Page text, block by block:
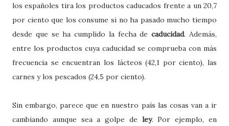
los españoles tira los productos caducados frente a un 20,7
por ciento que los consume si no ha pasado mucho tiempo
desde que se ha cumplido la fecha decaducidad. Además,
entre los productos cuya caducidad se comprueba con más
frecuencia se encuentran los lácteos (42,1 por ciento), las
carnes y los pescados (24,5 por ciento).
Sin embargo, parece que en nuestro país las cosas van a ir
cambiando aunque sea a golpe de ley. Por ejemplo,en